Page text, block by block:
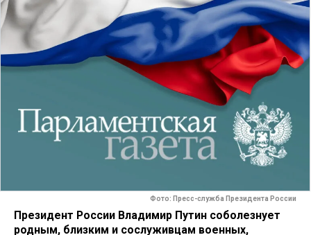
Фото: Пресс-служба Президента России
Президент России Владимир Путин соболезнует
родным, близким и сослуживцам военных,